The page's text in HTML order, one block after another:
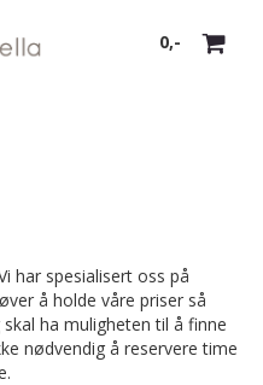
0,-
har spesialisert oss på
å holde våre priser så
ha muligheten til å finne
nødvendig å reservere time